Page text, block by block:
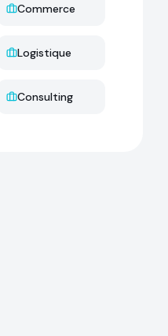
Commerce
Logistique
Consulting